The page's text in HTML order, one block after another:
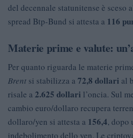
del decennale statunitense è sceso
spread Btp-Bund si attesta a 116
Materie prime e valute:
Per quanto riguarda le materie
Brent si stabilizza a 72,8 dollari al
risale a 2.625 dollari l’oncia. Sul
cambio euro/dollaro recupera
dollaro/yen si attesta a 156,4, dopo
indebolimento dello yen. Le